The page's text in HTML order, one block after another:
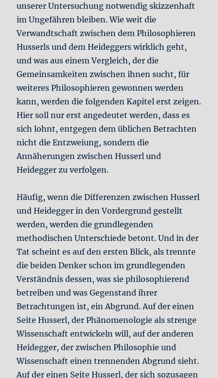
unserer Untersuchung notwendig skizzenhaft
im Ungefähren bleiben. Wie weit die
Verwandtschaft zwischen dem Philosophieren
Husserls und dem Heideggers wirklich geht,
und was aus einem Vergleich, der die
Gemeinsamkeiten zwischen ihnen sucht, für
weiteres Philosophieren gewonnen werden
kann, werden die folgenden Kapitel erst zeigen.
Hier soll nur erst angedeutet werden, dass es
sich lohnt, entgegen dem üblichen Betrachten
nicht die Entzweiung, sondern die
Annäherungen zwischen Husserl und
Heidegger zu verfolgen.
Häufig, wenn die Differenzen zwischen Husserl
und Heidegger in den Vordergrund gestellt
werden, werden die grundlegenden
methodischen Unterschiede betont. Und in der
Tat scheint es auf den ersten Blick, als trennte
die beiden Denker schon im grundlegenden
Verständnis dessen, was sie philosophierend
betreiben und was Gegenstand ihrer
Betrachtungen ist, ein Abgrund. Auf der einen
Seite Husserl, der Phänomenologie als strenge
Wissenschaft entwickeln will, auf der anderen
Heidegger, der zwischen Philosophie und
Wissenschaft einen trennenden Abgrund sieht.
Auf der einen Seite Husserl, der sich sozusagen